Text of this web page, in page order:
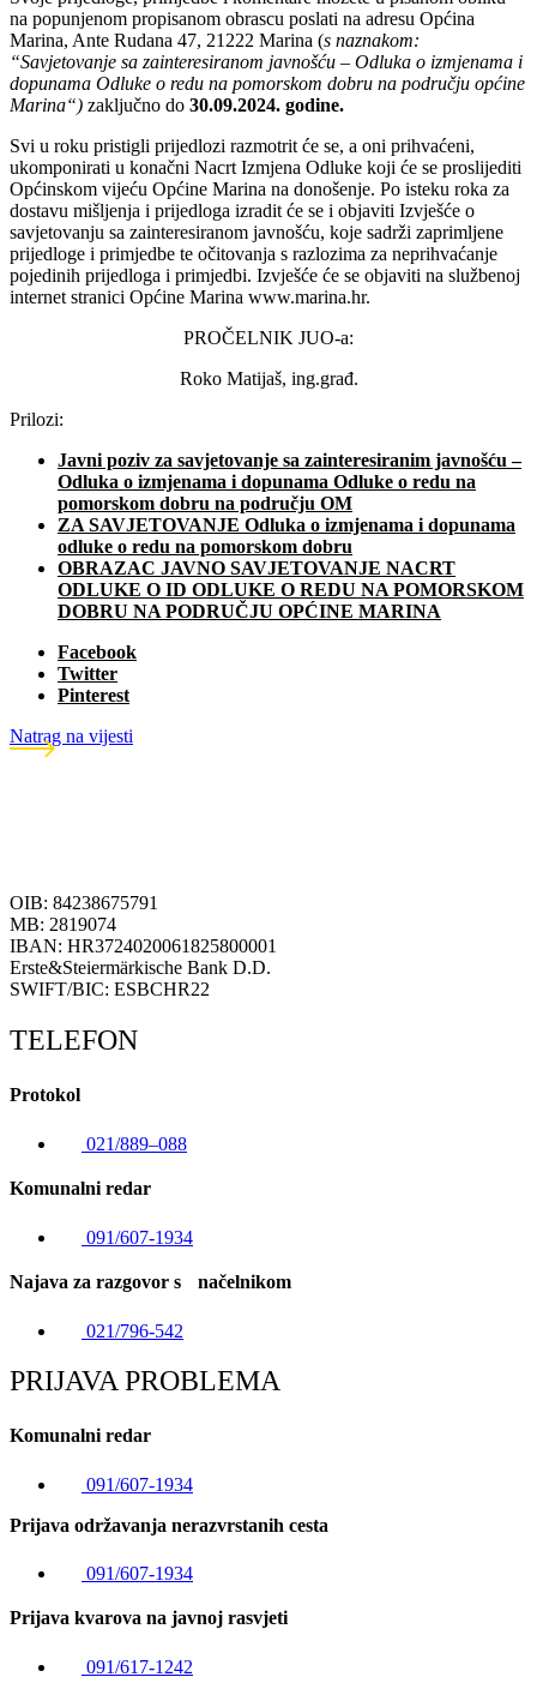
na popunjenom propisanom obrascu poslati na adresu Općina
Marina, Ante Rudana 47, 21222 Marina (s naznakom:
“Savjetovanje sa zainteresiranom javnošću – Odluka o izmjenama i
dopunama Odluke o redu na pomorskom dobru na području općine
Marina“) zaključno do 30.09.2024. godine.
Svi u roku pristigli prijedlozi razmotrit će se, a oni prihvaćeni,
ukomponirati u konačni Nacrt Izmjena Odluke koji će se proslijediti
Općinskom vijeću Općine Marina na donošenje. Po isteku roka za
dostavu mišljenja i prijedloga izradit će se i objaviti Izvješće o
savjetovanju sa zainteresiranom javnošću, koje sadrži zaprimljene
prijedloge i primjedbe te očitovanja s razlozima za neprihvaćanje
pojedinih prijedloga i primjedbi. Izvješće će se objaviti na službenoj
internet stranici Općine Marina www.marina.hr.
PROČELNIK JUO-a:
Roko Matijaš, ing.građ.
Prilozi:
Javni poziv za savjetovanje sa zainteresiranim javnošću –
Odluka o izmjenama i dopunama Odluke o redu na
pomorskom dobru na području OM
ZA SAVJETOVANJE Odluka o izmjenama i dopunama
odluke o redu na pomorskom dobru
OBRAZAC JAVNO SAVJETOVANJE NACRT
ODLUKE O ID ODLUKE O REDU NA POMORSKOM
DOBRU NA PODRUČJU OPĆINE MARINA
Facebook
Twitter
Pinterest
Natrag na vijesti
OIB: 84238675791
MB: 2819074
IBAN: HR3724020061825800001
Erste&Steiermärkische Bank D.D.
SWIFT/BIC: ESBCHR22
TELEFON
Protokol
021/889–088
Komunalni redar
091/607-1934
Najava za razgovor s načelnikom
021/796-542
PRIJAVA PROBLEMA
Komunalni redar
091/607-1934
Prijava održavanja nerazvrstanih cesta
091/607-1934
Prijava kvarova na javnoj rasvjeti
091/617-1242